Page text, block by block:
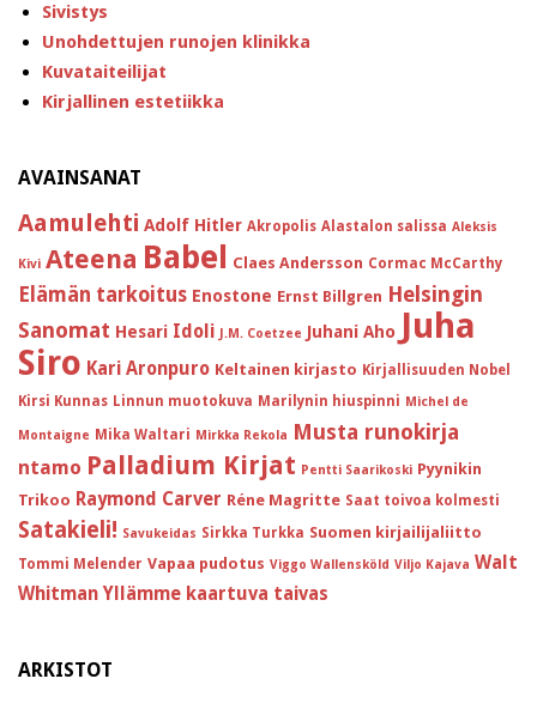
Sivistys
Unohdettujen runojen klinikka
Kuvataiteilijat
Kirjallinen estetiikka
AVAINSANAT
Aamulehti Adolf Hitler Akropolis Alastalon salissa Aleksis
Kivi Ateena Babel Claes Andersson Cormac McCarthy
Elämän tarkoitus Enostone Ernst Billgren Helsingin
Sanomat Hesari Idoli J.M. Coetzee Juhani Aho Juha
Siro Kari Aronpuro Keltainen kirjasto Kirjallisuuden Nobel
Kirsi Kunnas Linnun muotokuva Marilynin hiuspinni Michel de
Montaigne Mika Waltari Mirkka Rekola Musta runokirja
ntamo Palladium Kirjat Pentti Saarikoski Pyynikin
Trikoo Raymond Carver Réne Magritte Saat toivoa kolmesti
Satakieli! Savukeidas Sirkka Turkka Suomen kirjailijaliitto
Tommi Melender Vapaa pudotus Viggo Wallensköld Viljo Kajava Walt
Whitman Yllämme kaartuva taivas
ARKISTOT